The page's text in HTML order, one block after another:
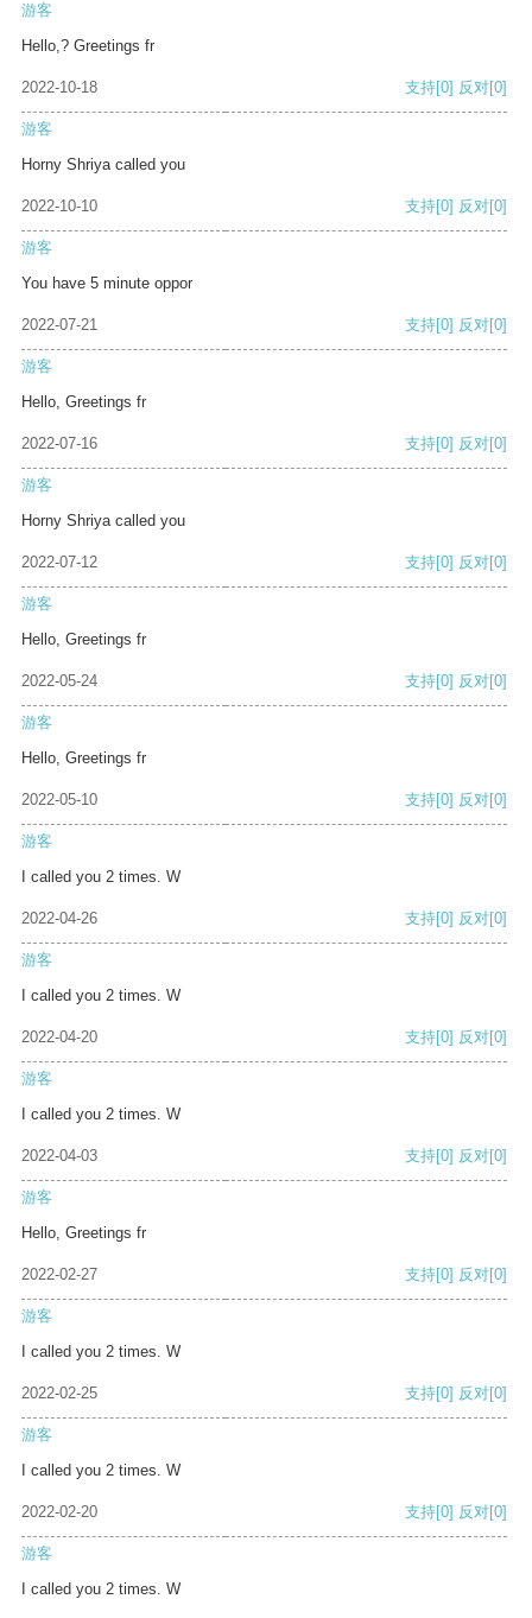
游客
Hello,? Greetings fr
2022-10-18 支持[0] 反对[0]
游客
Horny Shriya called you
2022-10-10 支持[0] 反对[0]
游客
You have 5 minute oppor
2022-07-21 支持[0] 反对[0]
游客
Hello, Greetings fr
2022-07-16 支持[0] 反对[0]
游客
Horny Shriya called you
2022-07-12 支持[0] 反对[0]
游客
Hello, Greetings fr
2022-05-24 支持[0] 反对[0]
游客
Hello, Greetings fr
2022-05-10 支持[0] 反对[0]
游客
I called you 2 times. W
2022-04-26 支持[0] 反对[0]
游客
I called you 2 times. W
2022-04-20 支持[0] 反对[0]
游客
I called you 2 times. W
2022-04-03 支持[0] 反对[0]
游客
Hello, Greetings fr
2022-02-27 支持[0] 反对[0]
游客
I called you 2 times. W
2022-02-25 支持[0] 反对[0]
游客
I called you 2 times. W
2022-02-20 支持[0] 反对[0]
游客
I called you 2 times. W